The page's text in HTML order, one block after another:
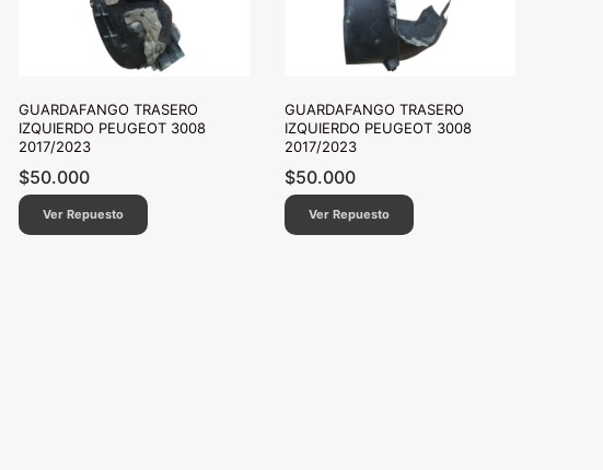
GUARDAFANGO TRASERO
IZQUIERDO PEUGEOT 3008
2017/2023
$50.000
Ver Repuesto
GUARDAFANGO TRASERO
IZQUIERDO PEUGEOT 3008
2017/2023
$50.000
Ver Repuesto